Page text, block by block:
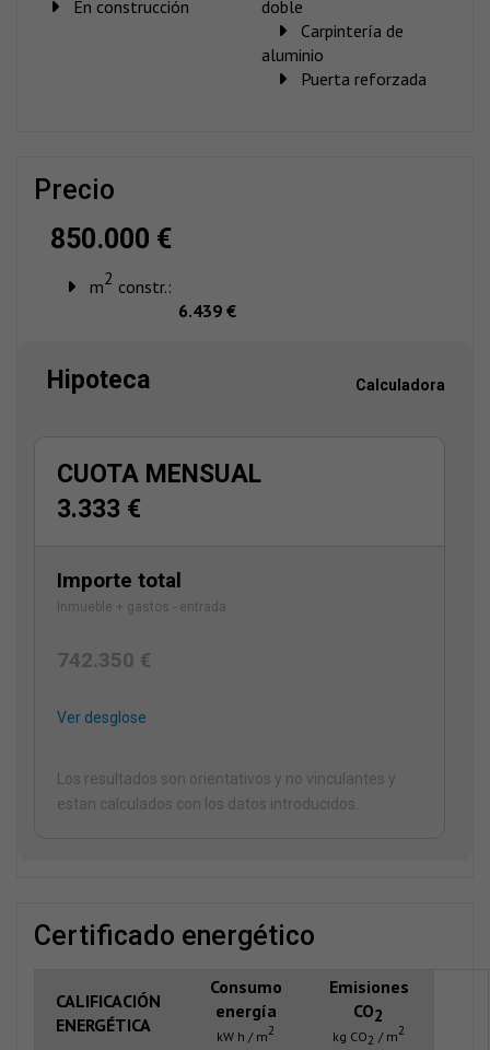
En construcción
doble
Carpintería de
aluminio
Puerta reforzada
precio
850.000 €
m2 constr.:
6.439 €
Hipoteca Calculadora
CUOTA MENSUAL
3.333 €
Importe total
Inmueble + gastos - entrada
742.350 €
Ver desglose
Los resultados son orientativos y no vinculantes y
estan calculados con los datos introducidos.
certificado energético
CALIFICACIÓN
ENERGÉTICA
Consumo
energía
kW h / m2
Emisiones
CO2
kg CO2 / m2